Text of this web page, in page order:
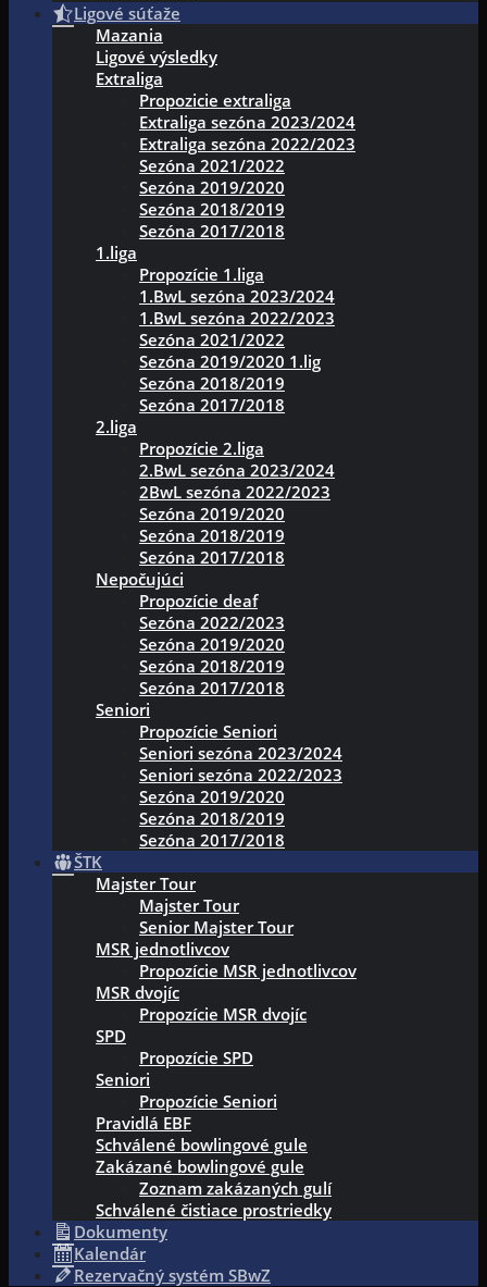
Ligové súťaže
Mazania
Ligové výsledky
Extraliga
Propozicie extraliga
Extraliga sezóna 2023/2024
Extraliga sezóna 2022/2023
Sezóna 2021/2022
Sezóna 2019/2020
Sezóna 2018/2019
Sezóna 2017/2018
1.liga
Propozície 1.liga
1.BwL sezóna 2023/2024
1.BwL sezóna 2022/2023
Sezóna 2021/2022
Sezóna 2019/2020 1.lig
Sezóna 2018/2019
Sezóna 2017/2018
2.liga
Propozície 2.liga
2.BwL sezóna 2023/2024
2BwL sezóna 2022/2023
Sezóna 2019/2020
Sezóna 2018/2019
Sezóna 2017/2018
Nepočujúci
Propozície deaf
Sezóna 2022/2023
Sezóna 2019/2020
Sezóna 2018/2019
Sezóna 2017/2018
Seniori
Propozície Seniori
Seniori sezóna 2023/2024
Seniori sezóna 2022/2023
Sezóna 2019/2020
Sezóna 2018/2019
Sezóna 2017/2018
ŠTK
Majster Tour
Majster Tour
Senior Majster Tour
MSR jednotlivcov
Propozície MSR jednotlivcov
MSR dvojíc
Propozície MSR dvojíc
SPD
Propozície SPD
Seniori
Propozície Seniori
Pravidlá EBF
Schválené bowlingové gule
Zakázané bowlingové gule
Zoznam zakázaných gulí
Schválené čistiace prostriedky
Dokumenty
Kalendár
Rezervačný systém SBwZ